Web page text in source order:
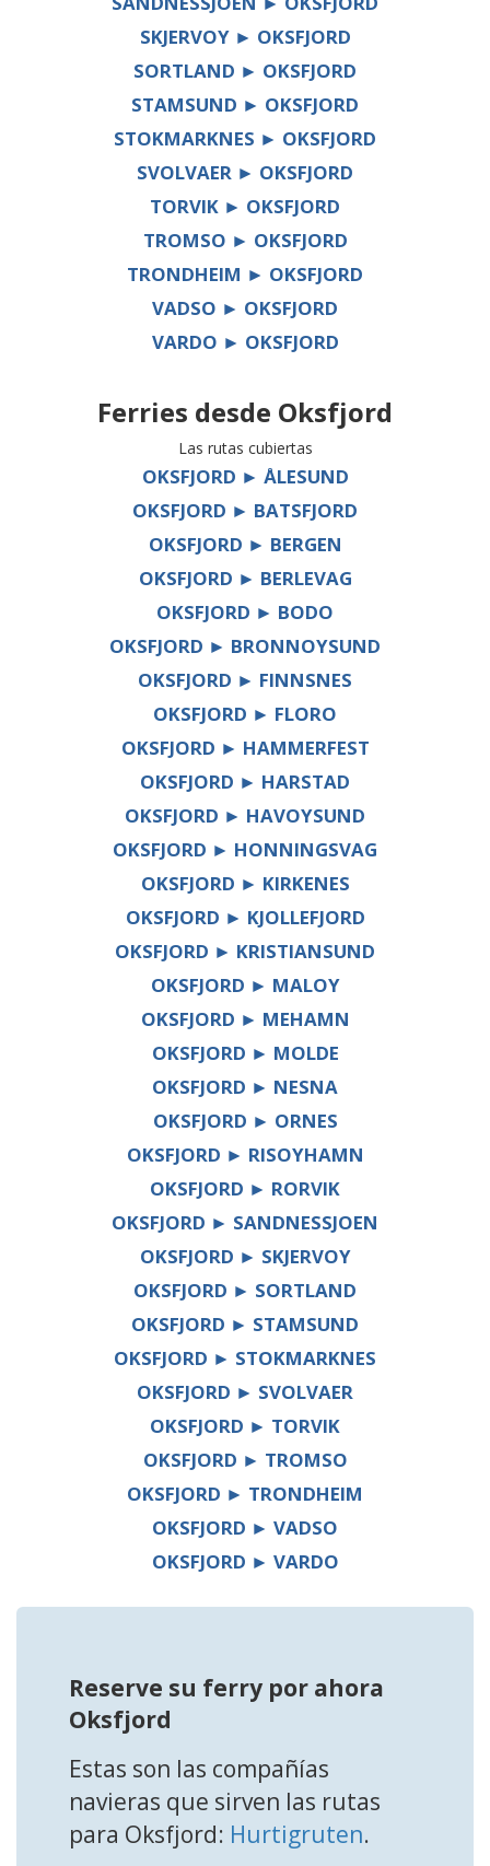
SKJERVOY ► OKSFJORD
SORTLAND ► OKSFJORD
STAMSUND ► OKSFJORD
STOKMARKNES ► OKSFJORD
SVOLVAER ► OKSFJORD
TORVIK ► OKSFJORD
TROMSO ► OKSFJORD
TRONDHEIM ► OKSFJORD
VADSO ► OKSFJORD
VARDO ► OKSFJORD
Ferries desde Oksfjord
Las rutas cubiertas
OKSFJORD ► ÅLESUND
OKSFJORD ► BATSFJORD
OKSFJORD ► BERGEN
OKSFJORD ► BERLEVAG
OKSFJORD ► BODO
OKSFJORD ► BRONNOYSUND
OKSFJORD ► FINNSNES
OKSFJORD ► FLORO
OKSFJORD ► HAMMERFEST
OKSFJORD ► HARSTAD
OKSFJORD ► HAVOYSUND
OKSFJORD ► HONNINGSVAG
OKSFJORD ► KIRKENES
OKSFJORD ► KJOLLEFJORD
OKSFJORD ► KRISTIANSUND
OKSFJORD ► MALOY
OKSFJORD ► MEHAMN
OKSFJORD ► MOLDE
OKSFJORD ► NESNA
OKSFJORD ► ORNES
OKSFJORD ► RISOYHAMN
OKSFJORD ► RORVIK
OKSFJORD ► SANDNESSJOEN
OKSFJORD ► SKJERVOY
OKSFJORD ► SORTLAND
OKSFJORD ► STAMSUND
OKSFJORD ► STOKMARKNES
OKSFJORD ► SVOLVAER
OKSFJORD ► TORVIK
OKSFJORD ► TROMSO
OKSFJORD ► TRONDHEIM
OKSFJORD ► VADSO
OKSFJORD ► VARDO
Reserve su ferry por ahora
Oksfjord
Estas son las compañías
navieras que sirven las rutas
para Oksfjord: Hurtigruten.